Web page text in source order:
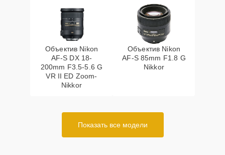
Объектив Nikon
AF-S DX 18-
200mm F3.5-5.6 G
VR II ED Zoom-
Nikkor
Объектив Nikon
AF-S 85mm F1.8 G
Nikkor
Показать все модели